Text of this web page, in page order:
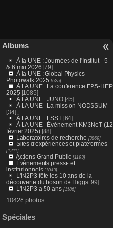
Albums
À la UNE : Journées de l'Institut - 5
& 6 mai 2026 [79]
À la UNE : Global Physics
Photowalk 2025 [625]
À LA UNE : La conférence EPS-HEP
2025 [1085]
À LA UNE : JUNO [45]
À LA UNE : La mission NODSSUM
[34]
À LA UNE : LSST[64]
À LA UNE : Événement KM3NeT (12
février 2025)[88]
Laboratoires de recherche [3869]
Sites d'expériences et plateformes
[1211]
Actions Grand Public[1193]
Événements presse et
institutionnels[1043]
L'IN2P3 fête les 10 ans de la
découverte du boson de Higgs[99]
L'IN2P3 a 50 ans[1586]
10428 photos
Spéciales